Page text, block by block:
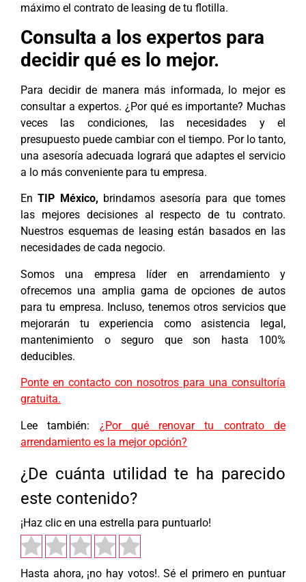
máximo el contrato de leasing de tu flotilla.
Consulta a los expertos para
decidir qué es lo mejor.
Para decidir de manera más informada, lo mejor es
consultar a expertos. ¿Por qué es importante? Muchas
veces las condiciones, las necesidades y el
presupuesto puede cambiar con el tiempo. Por lo tanto,
una asesoría adecuada logrará que adaptes el servicio
a lo más conveniente para tu empresa.
EnTIP México, brindamos asesoría para que tomes
las mejores decisiones al respecto de tu contrato.
Nuestros esquemas de leasing están basados en las
necesidades de cada negocio.
Somos una empresa líder en arrendamiento y
ofrecemos una amplia gama de opciones de autos
para tu empresa. Incluso, tenemos otros servicios que
mejorarán tu experiencia como asistencia legal,
mantenimiento o seguro que son hasta 100%
deducibles.
Ponte en contacto con nosotros para una consultoría
gratuita.
Lee también: ¿Por qué renovar tu contrato de
arrendamiento es la mejor opción?
¿De cuánta utilidad te ha parecido
este contenido?
¡Haz clic en una estrella para puntuarlo!
Hasta ahora, ¡no hay votos!. Sé el primero en puntuar